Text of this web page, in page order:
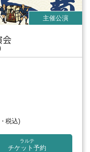
会
税込)
ラルテ
チケット予約